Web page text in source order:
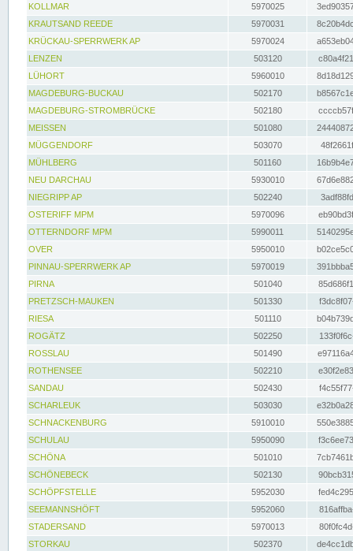
KOLLMAR
5970025
KRAUTSAND REEDE
5970031
KRÜCKAU-SPERRWERK AP
5970024
LENZEN
503120
LÜHORT
5960010
MAGDEBURG-BUCKAU
502170
MAGDEBURG-STROMBRÜCKE
502180
MEISSEN
501080
MÜGGENDORF
503070
MÜHLBERG
501160
NEU DARCHAU
5930010
NIEGRIPP AP
502240
OSTERIFF MPM
5970096
OTTERNDORF MPM
5990011
OVER
5950010
PINNAU-SPERRWERK AP
5970019
PIRNA
501040
PRETZSCH-MAUKEN
501330
RIESA
501110
ROGÄTZ
502250
ROSSLAU
501490
ROTHENSEE
502210
SANDAU
502430
SCHARLEUK
503030
SCHNACKENBURG
5910010
SCHULAU
5950090
SCHÖNA
501010
SCHÖNEBECK
502130
SCHÖPFSTELLE
5952030
SEEMANNSHÖFT
5952060
STADERSAND
5970013
STORKAU
502370